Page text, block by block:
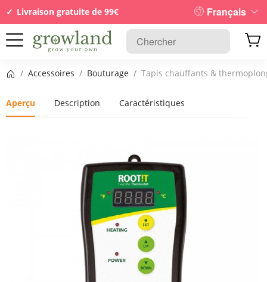
Livraison gratuite de 99€ Français
Page d’accueil
/ Accessoires / Bouturage / Tapis chauffants &
Aperçu Description Caractéristiques